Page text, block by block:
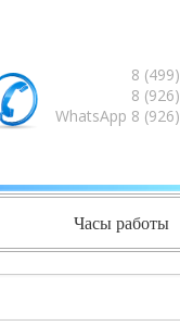
8 (499)
8 (926)
WhatsApp 8 (926)
Часы работы